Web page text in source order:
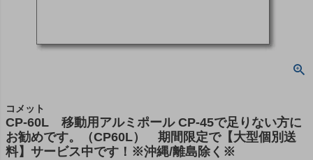
コメット
CP-60L 移動用アルミポール CP-45で足りない方に
お勧めです。（CP60L） 期間限定で【大型個別送
料】サービス中です！※沖縄/離島除く※